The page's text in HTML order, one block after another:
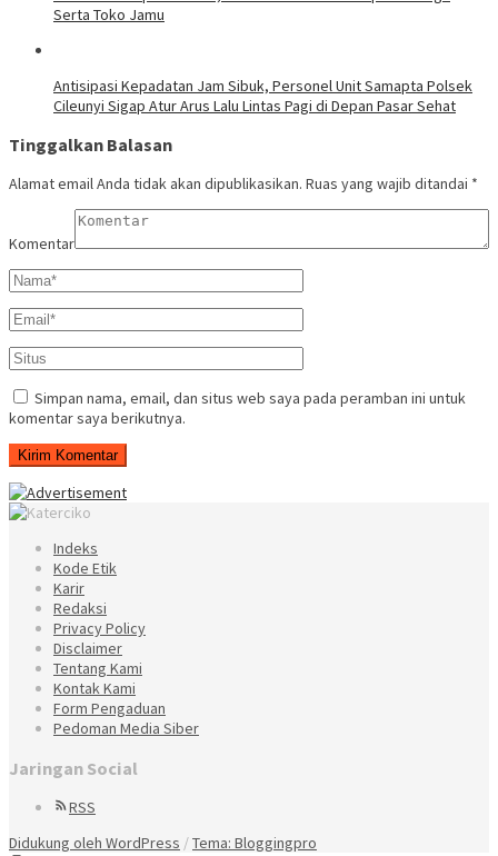
Serta Toko Jamu
Antisipasi Kepadatan Jam Sibuk, Personel Unit Samapta Polsek
Cileunyi Sigap Atur Arus Lalu Lintas Pagi di Depan Pasar Sehat
Tinggalkan Balasan
Alamat email Anda tidak akan dipublikasikan. Ruas yang wajib ditandai *
Komentar
Simpan nama, email, dan situs web saya pada peramban ini untuk
komentar saya berikutnya.
Indeks
Kode Etik
Karir
Redaksi
Privacy Policy
Disclaimer
Tentang Kami
Kontak Kami
Form Pengaduan
Pedoman Media Siber
Jaringan Social
RSS
Didukung oleh WordPress /Tema: Bloggingpro